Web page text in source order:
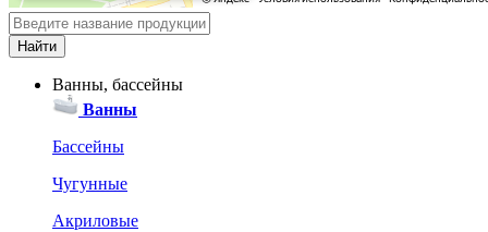
Ванны, бассейны
Ванны
Бассейны
Чугунные
Акриловые